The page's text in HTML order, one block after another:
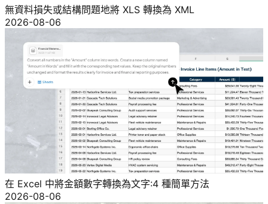
無資料損失或結構問題地將 XLS 轉換為 XML
2026-08-06
在 Excel 中將金額數字轉換為文字:4 種簡單方法
2026-08-06